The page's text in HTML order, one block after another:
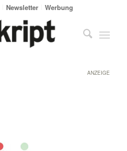
Newsletter Werbung
ANZEIGE